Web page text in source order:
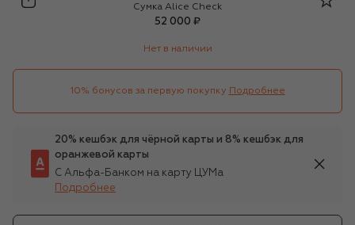
Burberry
Сумка Alice Check
52 000 ₽
Нет в наличии
10% бонусов за первую покупку Подробнее
20% кешбэк для чёрной карты и 8% кешбэк для
оранжевой карты
С Альфа-Банком на карту ЦУМа
Подробнее